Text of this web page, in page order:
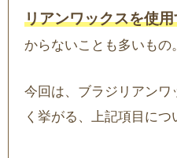
リアンワックスを使
からないことも多いもの。
今回は、ブラジリアンワ
く挙がる、上記項目につ